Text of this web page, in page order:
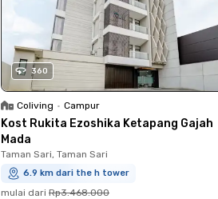
360
Coliving • Campur
Kost Rukita Ezoshika Ketapang Gajah
Mada
Taman Sari, Taman Sari
6.9 km dari the h tower
mulai dari Rp3.468.000